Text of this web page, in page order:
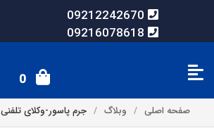
09212242670
09216078618
0
صفحه اصلی وبلاگ جرم پاسور-وکلای تلفنی